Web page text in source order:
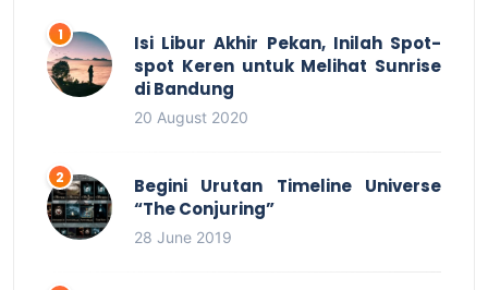
Isi Libur Akhir Pekan, Inilah Spot-
spot Keren untuk Melihat Sunrise
di Bandung
20 August 2020
Begini Urutan Timeline Universe
“The Conjuring”
28 June 2019